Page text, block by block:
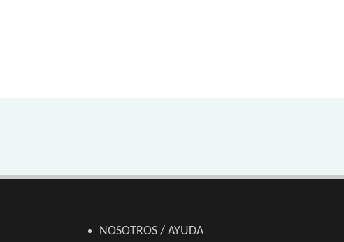
NOSOTROS / AYUDA